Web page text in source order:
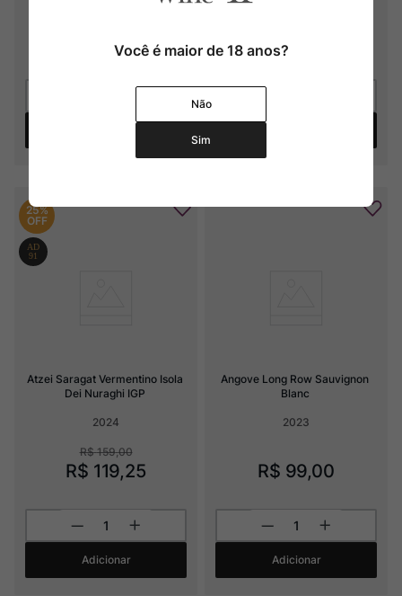
142, 35 129
25%
OFF
Atzei Saragat Vermentino Isola
Dei Nuraghi IGP
2024
R$ 159,00
R$ 119,25
Adicionar
Angove Long Row Sauvignon
Blanc
2023
R$ 99,00
Adicionar
Você é maior de 18 anos?
Não
Sim